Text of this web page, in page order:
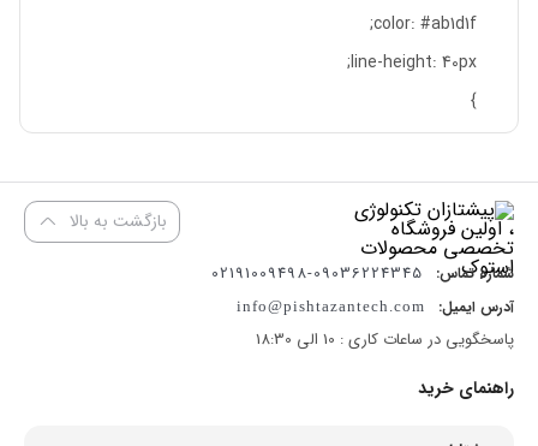
color: #ab1d1f;
line-height: 40px;
}
بازگشت به بالا
شماره تماس: 09036224345-02191009498
آدرس ایمیل: info@pishtazantech.com
پاسخگویی در ساعات کاری : 10 الی 18:30
راهنمای خرید